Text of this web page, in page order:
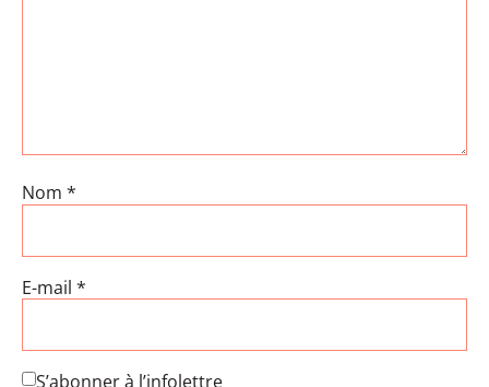
Nom *
E-mail *
S’abonner à l’infolettre